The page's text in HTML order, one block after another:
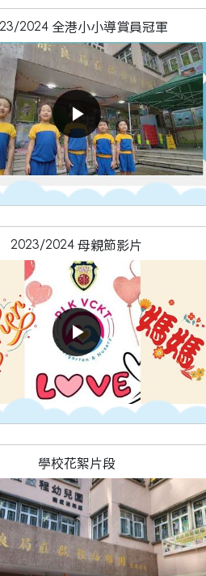
2024 全港小小導賞員冠軍
2023/2024 母親節影片
學校花絮片段